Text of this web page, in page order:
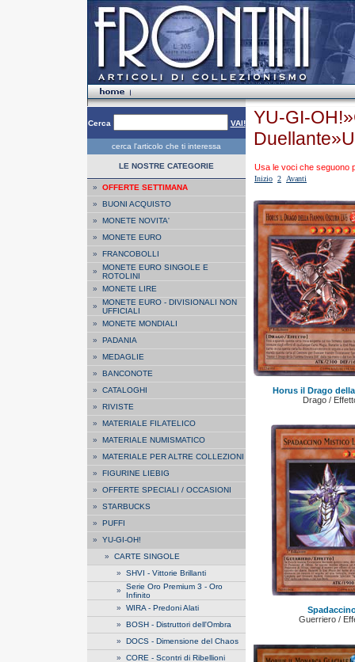
Cerca VAI!
cerca l'articolo che ti interessa
LE NOSTRE CATEGORIE
» OFFERTE SETTIMANA
» BUONI ACQUISTO
» MONETE NOVITA'
» MONETE EURO
» FRANCOBOLLI
» MONETE EURO SINGOLE E
ROTOLINI
» MONETE LIRE
» MONETE EURO - DIVISIONALI NON
UFFICIALI
» MONETE MONDIALI
» PADANIA
» MEDAGLIE
» BANCONOTE
» CATALOGHI
» RIVISTE
» MATERIALE FILATELICO
» MATERIALE NUMISMATICO
» MATERIALE PER ALTRE COLLEZIONI
» FIGURINE LIEBIG
» OFFERTE SPECIALI / OCCASIONI
» STARBUCKS
» PUFFI
» YU-GI-OH!
» CARTE SINGOLE
» SHVI - Vittorie Brillanti
» Serie Oro Premium 3 - Oro
Infinito
» WIRA - Predoni Alati
» BOSH - Distruttori dell'Ombra
» DOCS - Dimensione del Chaos
» CORE - Scontri di Ribellioni
YU-GI-
Usa le voci che seguono
Inizio 2 Avanti
Horus il Drago
Drago /
Guerriero /